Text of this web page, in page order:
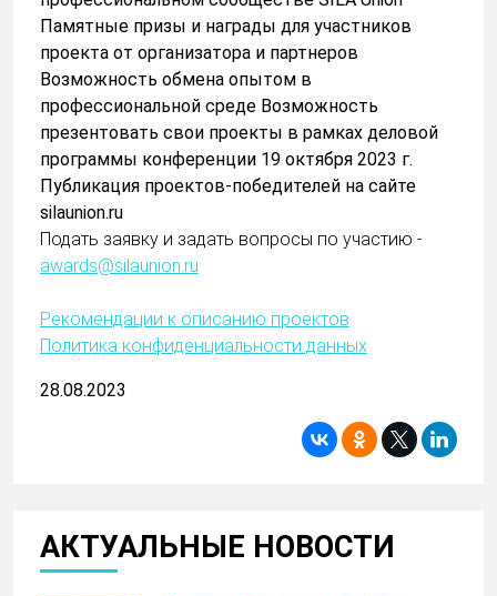
Памятные призы и награды для участников
проекта от организатора и партнеров
Возможность обмена опытом в
профессиональной среде Возможность
презентовать свои проекты в рамках деловой
программы конференции 19 октября 2023 г.
Публикация проектов-победителей на сайте
silaunion.ru
Подать заявку и задать вопросы по участию -
awards@silaunion.ru
Рекомендации к описанию проектов
Политика конфиденциальности данных
28.08.2023
АКТУАЛЬНЫЕ НОВОСТИ